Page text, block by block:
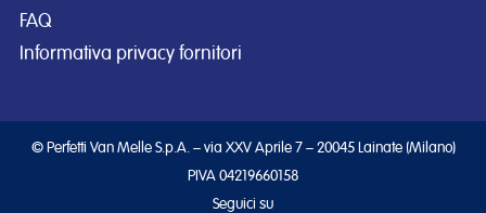
FAQ
Informativa privacy fornitori
© Perfetti Van Melle S.p.A. – via XXV Aprile 7 – 20045 Lainate (Milano)
PIVA 04219660158
Seguici su